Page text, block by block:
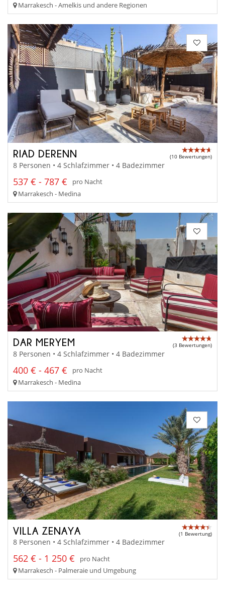
Marrakesch - Amelkis und andere Regionen
RIAD DERENN (10 Bewertungen)
8 Personen • 4 Schlafzimmer • 4 Badezimmer
537 € - 787 €
pro Nacht
Marrakesch - Medina
DAR MERYEM (3 Bewertungen)
8 Personen • 4 Schlafzimmer • 4 Badezimmer
400 € - 467 €
pro Nacht
Marrakesch - Medina
VILLA ZENAYA (1 Bewertung)
8 Personen • 4 Schlafzimmer • 4 Badezimmer
562 € - 1 250 €
pro Nacht
Marrakesch - Palmeraie und Umgebung